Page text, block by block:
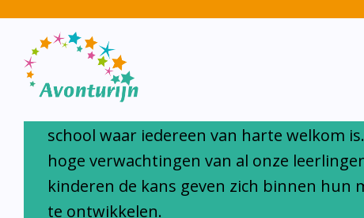
Avonturijn laat kinderen
Avonturijn is een moderne, open,
school waar iedereen van harte welkom
hoge verwachtingen van al onze
kinderen de kans geven zich binnen hun
te ontwikkelen.